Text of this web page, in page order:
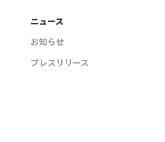
ニュース
お知らせ
プレスリリース